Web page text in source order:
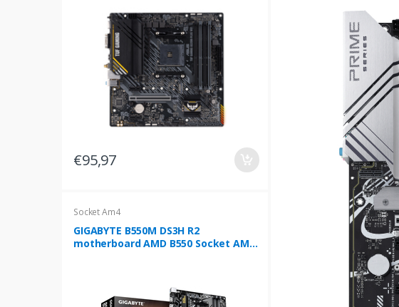
€95,97
Socket Am4
GIGABYTE B550M DS3H R2
motherboard AMD B550 Socket AM4